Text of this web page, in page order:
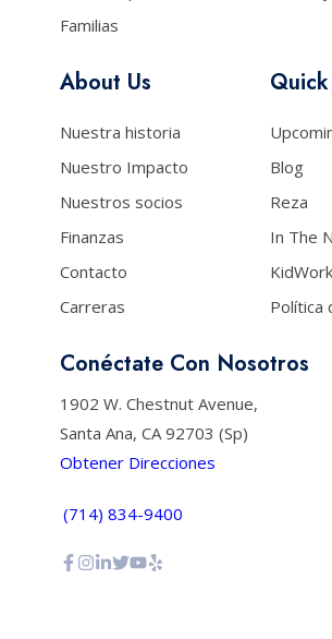
Familias
About Us
Nuestra historia
Nuestro Impacto
Nuestros socios
Finanzas
Contacto
Carreras
Blog
Reza
In The
Política
Conéctate Con Nosotros
1902 W. Chestnut Avenue,
Santa Ana, CA 92703 (Sp)
Obtener Direcciones
(714) 834-9400